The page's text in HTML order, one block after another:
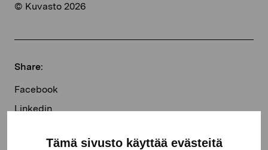
Tämä sivusto käyttää evästeitä
© Kuvasto 2026
Share:
Facebook
Linkedin